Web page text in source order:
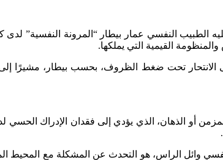
الطبيب النفسي عمار بيطار “المرونة
والمنظومة القيمية التي يملكها.
تحت ضغط الظروف، بحسب بيطار، مشيرًا إلى
الذهان، الذي يؤدي إلى فقدان الإدراك الحسي
وائل الراس، هو التحدث عن المشكلة مع المحيط